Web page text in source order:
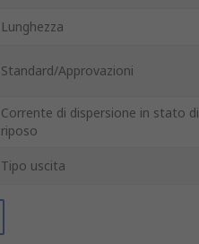
Lunghezza
Standard/Approvazioni
Corrente di dispersione in stato di
riposo
Tipo uscita